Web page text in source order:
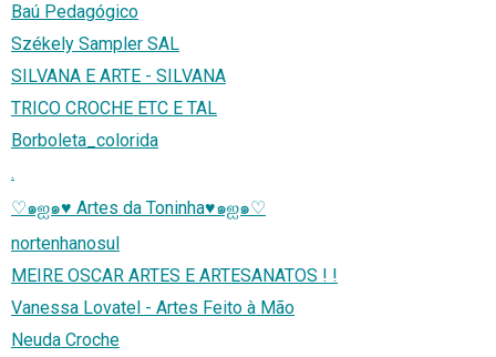
Baú Pedagógico
Székely Sampler SAL
SILVANA E ARTE - SILVANA
TRICO CROCHE ETC E TAL
Borboleta_colorida
.
♡๑ஐ๑♥ Artes da Toninha♥๑ஐ๑♡
nortenhanosul
MEIRE OSCAR ARTES E ARTESANATOS ! !
Vanessa Lovatel - Artes Feito à Mão
Neuda Croche